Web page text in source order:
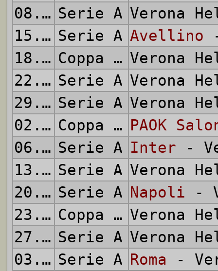
08.09.1985 Serie A Verona
15.09.1985 Serie A Avellino
18.09.1985
Coppa Campioni Verona
22.09.1985 Serie A Verona
29.09.1985 Serie A Verona
02.10.1985
Coppa Campioni PAOK
06.10.1985 Serie A Inter -
13.10.1985 Serie A Verona
20.10.1985 Serie A Napoli -
23.10.1985
Coppa Campioni Verona
27.10.1985 Serie A Verona
03.11.1985 Serie A Roma -